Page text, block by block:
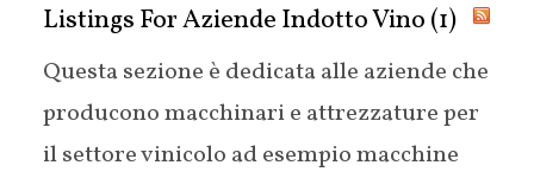
Listings For Aziende Indotto Vino (1)
Questa sezione è dedicata alle aziende che
producono macchinari e attrezzature per
il settore vinicolo ad esempio macchine